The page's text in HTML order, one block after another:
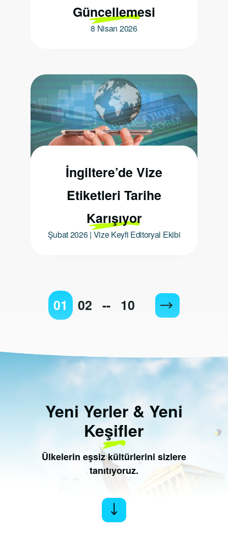
Güncellemesi
8 Nisan 2026
İngiltere’de Vize
Etiketleri Tarihe
Karışıyor
Şubat 2026 | Vize Keyfi Editoryal Ekibi
01 02 -- 10
Yeni Yerler & Yeni
Keşifler
Ülkelerin eşsiz kültürlerini sizlere
tanıtıyoruz.